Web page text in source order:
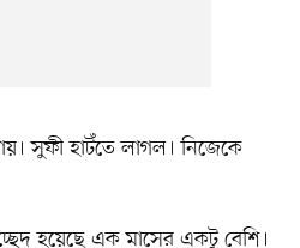
সুফী হাটঁতে লাগল। নিজেকে
হয়েছে এক মাসের একটু বেশি।